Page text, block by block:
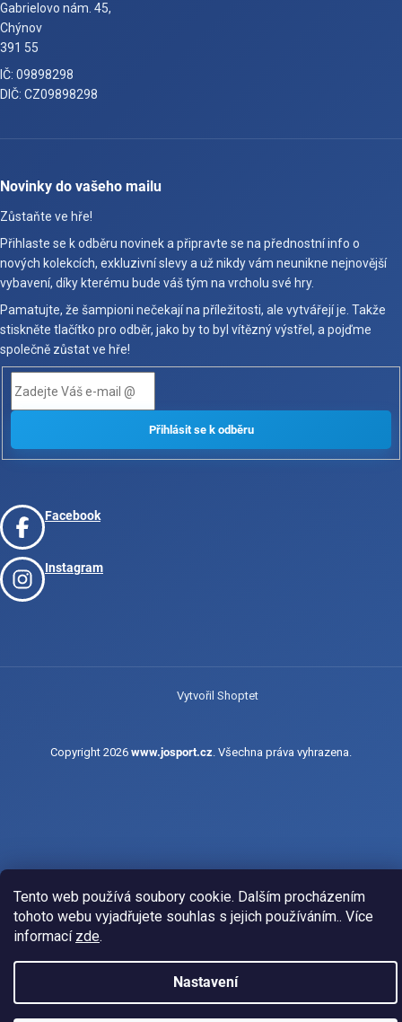
Tento web používá soubory cookie. Dalším procházením
tohoto webu vyjadřujete souhlas s jejich používáním.. Více
informací zde.
Nastavení
Gabrielovo nám. 45,
Chýnov
391 55
IČ: 09898298
DIČ: CZ09898298
Novinky do vašeho mailu
Zůstaňte ve hře!
Přihlaste se k odběru novinek a připravte se na přednostní info o
nových kolekcích, exkluzivní slevy a už nikdy vám neunikne nejnovější
vybavení, díky kterému bude váš tým na vrcholu své hry.
Pamatujte, že šampioni nečekají na příležitosti, ale vytvářejí je. Takže
stiskněte tlačítko pro odběr, jako by to byl vítězný výstřel, a pojďme
společně zůstat ve hře!
Facebook
Instagram
Vytvořil Shoptet
Copyright 2026 www.josport.cz. Všechna práva vyhrazena.